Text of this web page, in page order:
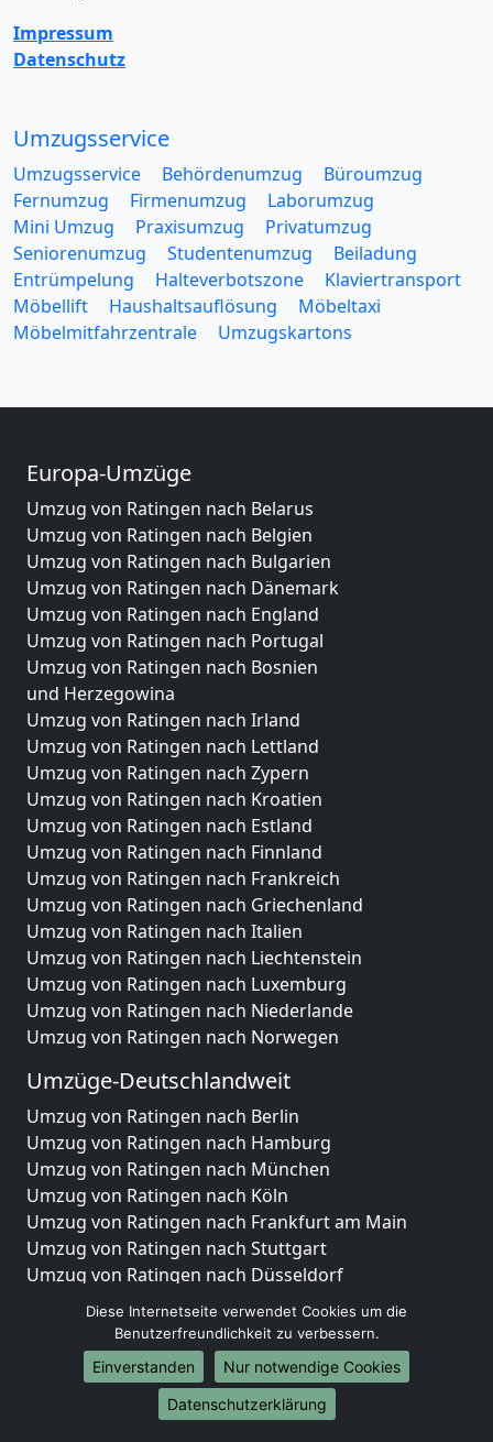
Impressum
Datenschutz
Umzugsservice
Umzugsservice Behördenumzug
Büroumzug
Fernumzug
Firmenumzug
Laborumzug
Mini Umzug
Praxisumzug
Privatumzug
Seniorenumzug
Studentenumzug
Beiladung
Entrümpelung
Halteverbotszone
Klaviertransport
Möbellift
Haushaltsauflösung
Möbeltaxi
Möbelmitfahrzentrale
Umzugskartons
Europa-Umzüge
Umzug von Ratingen nach Belarus
Umzug von Ratingen nach Belgien
Umzug von Ratingen nach Bulgarien
Umzug von Ratingen nach Dänemark
Umzug von Ratingen nach England
Umzug von Ratingen nach Portugal
Umzug von Ratingen nach Bosnien
und Herzegowina
Umzug von Ratingen nach Irland
Umzug von Ratingen nach Lettland
Umzug von Ratingen nach Zypern
Umzug von Ratingen nach Kroatien
Umzug von Ratingen nach Estland
Umzug von Ratingen nach Finnland
Umzug von Ratingen nach Frankreich
Umzug von Ratingen nach Griechenland
Umzug von Ratingen nach Italien
Umzug von Ratingen nach Liechtenstein
Umzug von Ratingen nach Luxemburg
Umzug von Ratingen nach Niederlande
Umzug von Ratingen nach Norwegen
Umzüge-Deutschlandweit
Umzug von Ratingen nach Berlin
Umzug von Ratingen nach Hamburg
Umzug von Ratingen nach München
Umzug von Ratingen nach Köln
Umzug von Ratingen nach Frankfurt am Main
Umzug von Ratingen nach Stuttgart
Umzug von Ratingen nach Düsseldorf
Umzug von Ratingen nach Leipzig
Umzug von Ratingen nach Dortmund
Umzug von Ratingen nach Essen
Umzug von Ratingen nach Bremen
Umzug von Ratingen nach Dresden
Diese Internetseite verwendet Cookies um die
Benutzerfreundlichkeit zu verbessern.
Einverstanden
Nur notwendige Cookies
Datenschutzerklärung